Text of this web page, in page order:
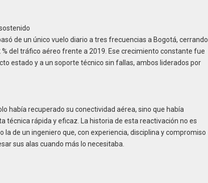
de un único vuelo diario a tres frecuencias a Bogotá, cerrando
del tráfico aéreo frente a 2019. Ese crecimiento constante fue
estado y a un soporte técnico sin fallas, ambos liderados por
había recuperado su conectividad aérea, sino que había
técnica rápida y eficaz. La historia de esta reactivación no es
la de un ingeniero que, con experiencia, disciplina y compromiso
sus alas cuando más lo necesitaba.